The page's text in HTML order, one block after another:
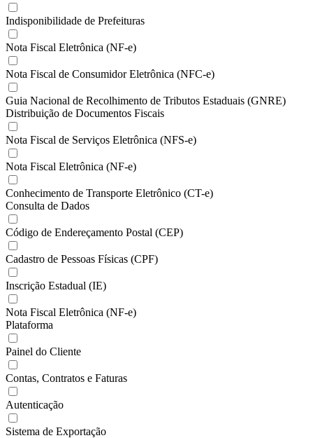
Indisponibilidade de Prefeituras
Nota Fiscal Eletrônica (NF-e)
Nota Fiscal de Consumidor Eletrônica (NFC-e)
Guia Nacional de Recolhimento de Tributos Estaduais (GNRE)
Distribuição de Documentos Fiscais
Nota Fiscal de Serviços Eletrônica (NFS-e)
Nota Fiscal Eletrônica (NF-e)
Conhecimento de Transporte Eletrônico (CT-e)
Consulta de Dados
Código de Endereçamento Postal (CEP)
Cadastro de Pessoas Físicas (CPF)
Inscrição Estadual (IE)
Nota Fiscal Eletrônica (NF-e)
Plataforma
Painel do Cliente
Contas, Contratos e Faturas
Autenticação
Sistema de Exportação